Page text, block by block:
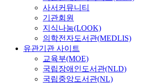
사서커뮤니티
기관회원
지식나눔(LOOK)
의학전자도서관(MEDLIS)
유관기관 사이트
교육부(MOE)
국립장애인도서관(NLD)
국립중앙도서관(NL)